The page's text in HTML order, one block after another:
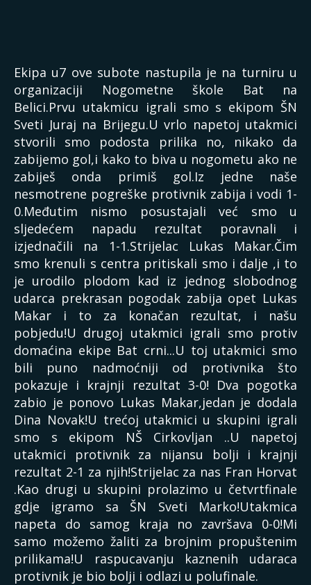
Ekipa u7 ove subote nastupila je na turniru u
organizaciji Nogometne škole Bat na
Belici.Prvu utakmicu igrali smo s ekipom ŠN
Sveti Juraj na Brijegu.U vrlo napetoj utakmici
stvorili smo podosta prilika no, nikako da
zabijemo gol,i kako to biva u nogometu ako ne
zabiješ onda primiš gol.Iz jedne naše
nesmotrene pogreške protivnik zabija i vodi 1-
0.Međutim nismo posustajali već smo u
sljedećem napadu rezultat poravnali i
izjednačili na 1-1.Strijelac Lukas Makar.Čim
smo krenuli s centra pritiskali smo i dalje ,i to
je urodilo plodom kad iz jednog slobodnog
udarca prekrasan pogodak zabija opet Lukas
Makar i to za konačan rezultat, i našu
pobjedu!U drugoj utakmici igrali smo protiv
domaćina ekipe Bat crni...U toj utakmici smo
bili puno nadmoćniji od protivnika što
pokazuje i krajnji rezultat 3-0! Dva pogotka
zabio je ponovo Lukas Makar,jedan je dodala
Dina Novak!U trećoj utakmici u skupini igrali
smo s ekipom NŠ Cirkovljan ..U napetoj
utakmici protivnik za nijansu bolji i krajnji
rezultat 2-1 za njih!Strijelac za nas Fran Horvat
.Kao drugi u skupini prolazimo u četvrtfinale
gdje igramo sa ŠN Sveti Marko!Utakmica
napeta do samog kraja no završava 0-0!Mi
samo možemo žaliti za brojnim propuštenim
prilikama!U raspucavanju kaznenih udaraca
protivnik je bio bolji i odlazi u polufinale.